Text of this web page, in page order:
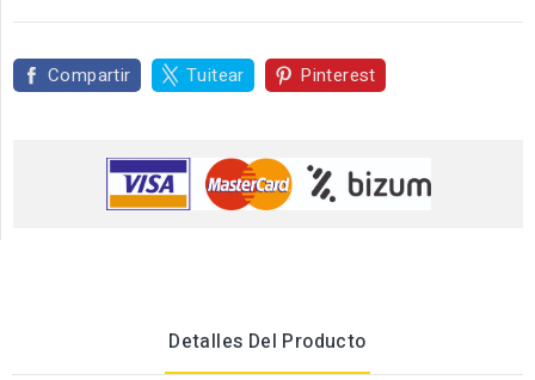
Compartir Tuitear Pinterest
Detalles Del Producto